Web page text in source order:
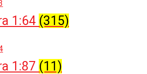
1:64 (315)
1:87 (11)